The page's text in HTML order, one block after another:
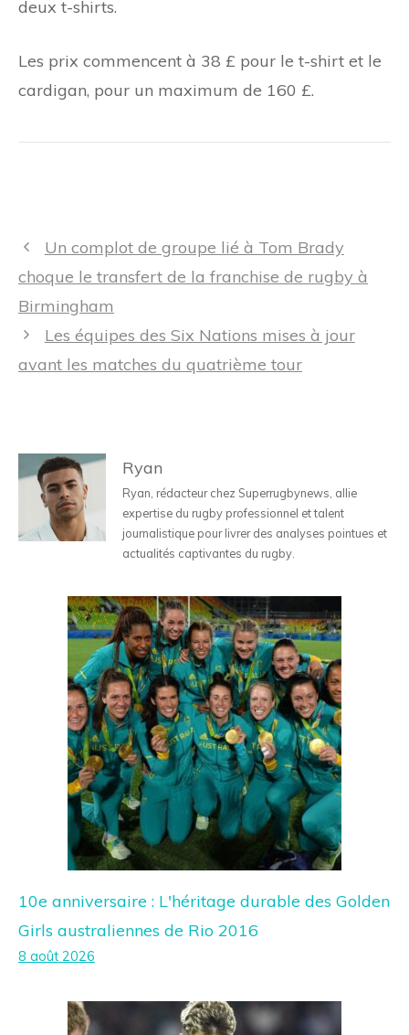
deux t-shirts.
Les prix commencent à 38 £ pour le t-shirt et le
cardigan, pour un maximum de 160 £.
Navigation
des
Un complot de groupe lié à Tom Brady
choque le transfert de la franchise de rugby à
Birmingham
Les équipes des Six Nations mises à jour
avant les matches du quatrième tour
Ryan
Ryan, rédacteur chez Superrugbynews, allie
expertise du rugby professionnel et talent
journalistique pour livrer des analyses pointues et
actualités captivantes du rugby.
10e anniversaire : L'héritage durable des Golden
Girls australiennes de Rio 2016
8 août 2026